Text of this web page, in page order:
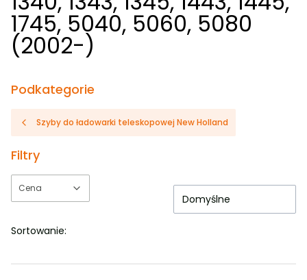
1745, 5040, 5060, 5080
(2002-)
Podkategorie
Szyby do ładowarki teleskopowej New Holland
Filtry
Cena
Sortowanie:
Domyślne